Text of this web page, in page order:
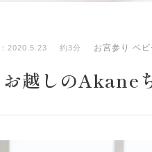
2020.5.23 約3分 お宮参り ベ
越しのAkane